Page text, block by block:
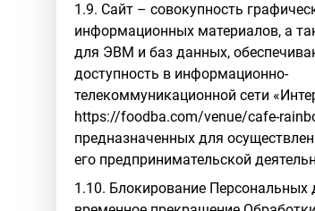
1.9. Сайт – совокупность
информационных материалов, а
для ЭВМ и баз данных,
доступность в информационно-
телекоммуникационной сети
https://foodba.com/venue/cafe-
предназначенных для
его предпринимательской
1.10. Блокирование Персональных